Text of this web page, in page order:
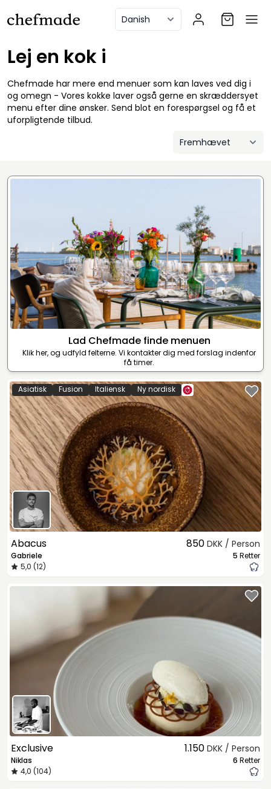
Lej en kok i
Chefmade har mere end menuer som kan laves ved dig i
og omegn - Vores kokke laver også gerne en skræddersyet
menu efter dine ønsker. Send blot en forespørgsel og få et
uforpligtende tilbud.
Lad Chefmade finde menuen
Klik her, og udfyld felterne. Vi kontakter dig med forslag indenfor
få timer.
Asiatisk Fusion Italiensk Ny nordisk
Abacus
Gabriele
5,0 (12)
850 DKK / Person
5 Retter
Exclusive
Niklas
4,0 (104)
1.150 DKK / Person
6 Retter